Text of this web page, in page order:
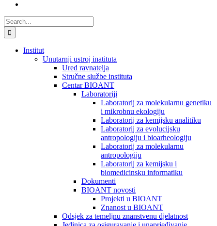
Search
for:
Institut
Unutarnji ustroj inatituta
Ured ravnatelja
Stručne službe instituta
Centar BIOANT
Laboratoriji
Laboratorij za molekularnu genetiku
i mikrobnu ekologiju
Laboratorij za kemijsku analitiku
Laboratorij za evolucijsku
antropologiju i bioarheologiju
Laboratorij za molekularnu
antropologiju
Laboratorij za kemijsku i
biomedicinsku informatiku
Dokumenti
BIOANT novosti
Projekti u BIOANT
Znanost u BIOANT
Odsjek za temeljnu znanstvenu djelatnost